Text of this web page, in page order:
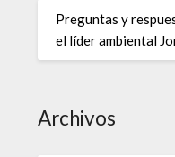
Preguntas y
el líder ambiental
Archivos